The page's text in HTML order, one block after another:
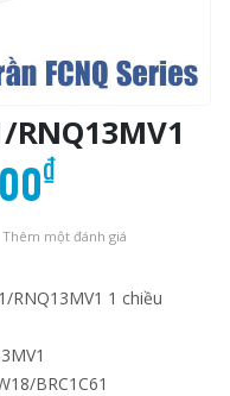
RNQ13MV1
₫
tại
Thêm một đánh giá
RNQ13MV1 1 chiều
BRC1C61